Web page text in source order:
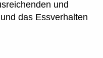
und
das Essverhalten